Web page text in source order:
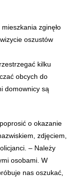
zginęło
oszustów
kilku
obcych do
domownicy są
o okazanie
zdjęciem,
– Należy
osobami. W
nas oszukać,